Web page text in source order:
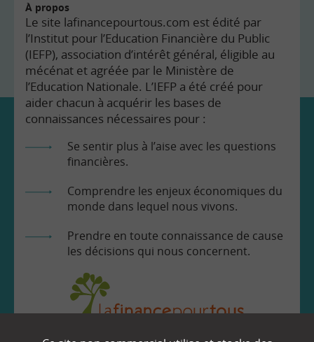
À propos
Le site lafinancepourtous.com est édité par
l’Institut pour l’Education Financière du Public
(IEFP), association d’intérêt général, éligible au
mécénat et agréée par le Ministère de
l’Education Nationale. L’IEFP a été créé pour
aider chacun à acquérir les bases de
connaissances nécessaires pour :
Se sentir plus à l’aise avec les questions
financières.
Comprendre les enjeux économiques du
monde dans lequel nous vivons.
Prendre en toute connaissance de cause
les décisions qui nous concernent.